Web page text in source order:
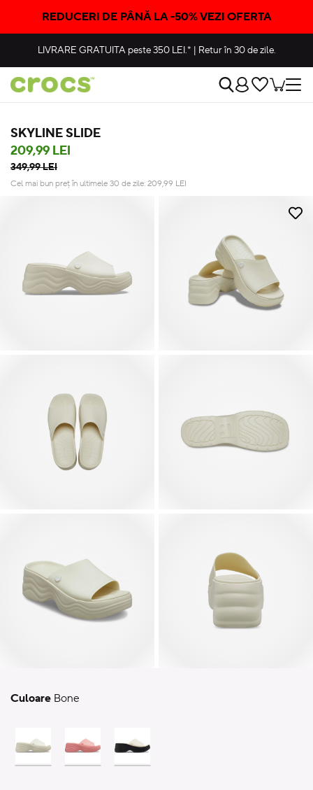
REDUCERI DE PÂNĂ LA -50% VEZI OFERTA
LIVRARE GRATUITApeste 350 LEI.* | Retur în 30 de zile.
SKYLINE SLIDE
209,99 LEI
349,99 LEI
Cel mai bun preț în ultimele 30 de zile: 209,99 LEI
Culoare Bone